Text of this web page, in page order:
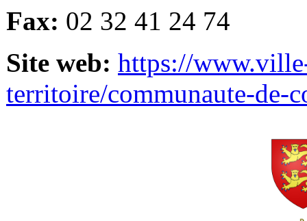
Fax: 02 32 41 24 74
Site web: https://
territoire/communaute-de-